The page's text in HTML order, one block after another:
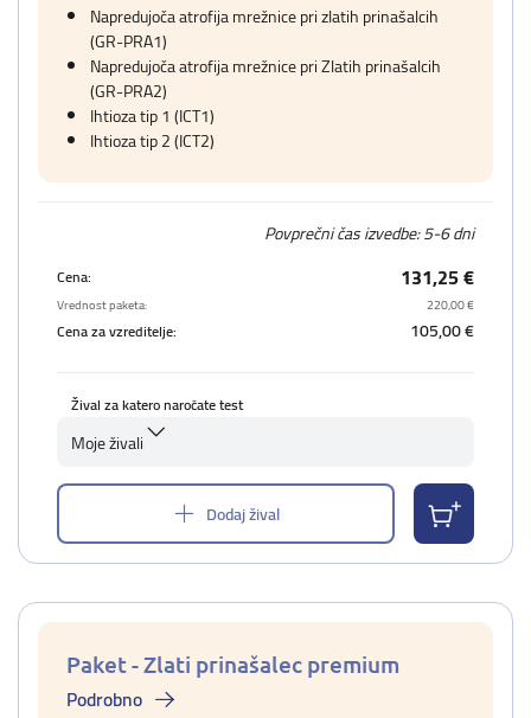
Napredujoča atrofija mrežnice pri zlatih prinašalcih
(GR-PRA1)
Napredujoča atrofija mrežnice pri Zlatih prinašalcih
(GR-PRA2)
Ihtioza tip 1 (ICT1)
Ihtioza tip 2 (ICT2)
Povprečni čas izvedbe: 5-6 dni
Cena: 131,25 €
Vrednost paketa: 220,00 €
Cena za vzreditelje: 105,00 €
Žival za katero naročate test
Moje živali
Dodaj žival
Paket - Zlati prinašalec premium
Podrobno